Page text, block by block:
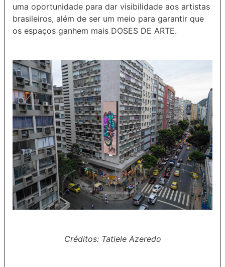
uma oportunidade para dar visibilidade aos artistas
brasileiros, além de ser um meio para garantir que
os espaços ganhem mais DOSES DE ARTE.
Créditos: Tatiele Azeredo